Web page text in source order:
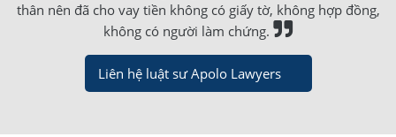
thân nên đã cho vay tiền không có giấy tờ, không hợp đồng,
không có người làm chứng.
Liên hệ luật sư Apolo Lawyers